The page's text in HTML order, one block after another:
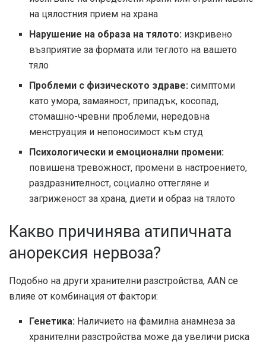
на цялостния прием на храна
Нарушение на образа на тялото: изкривено
възприятие за формата или теглото на вашето
тяло
Проблеми с физическото здраве: симптоми
като умора, замаяност, припадък, косопад,
стомашно-чревни проблеми, нередовна
менструация и непоносимост към студ
Психологически и емоционални промени:
повишена тревожност, промени в настроението,
раздразнителност, социално оттегляне и
загриженост за храна, диети и образ на тялото
Какво причинява атипичната
анорексия нервоза?
Подобно на други хранителни разстройства, AAN се
влияе от комбинация от фактори:
Генетика: Наличието на фамилна анамнеза за
хранителни разстройства може да увеличи риска